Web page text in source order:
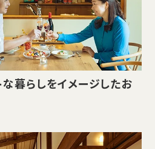
暮らしをイメージしたお